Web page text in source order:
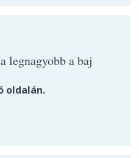
legnagyobb a baj
oldalán.